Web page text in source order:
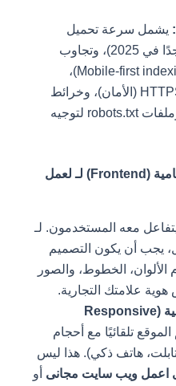
سرعة تحميل
الموقع (عامل حاسم جدًا في 2025)، وتجاوب
الموقع مع الجوال (Mobile-first indexing)،
واستخدام بروتوكول HTTPS (الأمان)، وخرائط
الموقع (Sitemaps)، وملفات robots.txt لتوجيه
ج. تصميم وتطوير الواجهة الأمامية (Frontend) لـ لعمل
معه المستخدمون. لـ
أن يكون التصميم
الخطوط، والصور
علامتك التجارية.
التجاوبية (Responsive
تلقائيًا مع أحجام
هاتف ذكي). هذا ليس
اعمل ويب سايت مجانىأو